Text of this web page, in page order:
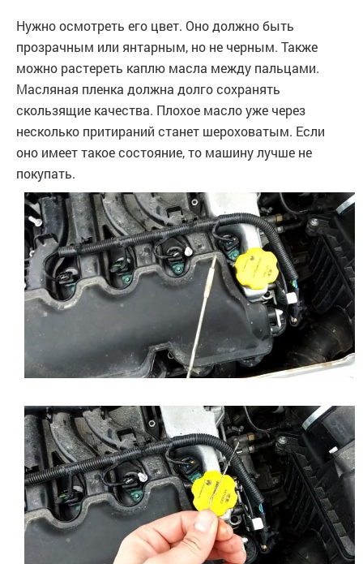
Нужно осмотреть его цвет. Оно должно быть
прозрачным или янтарным, но не черным. Также
можно растереть каплю масла между пальцами.
Масляная пленка должна долго сохранять
скользящие качества. Плохое масло уже через
несколько притираний станет шероховатым. Если
оно имеет такое состояние, то машину лучше не
покупать.